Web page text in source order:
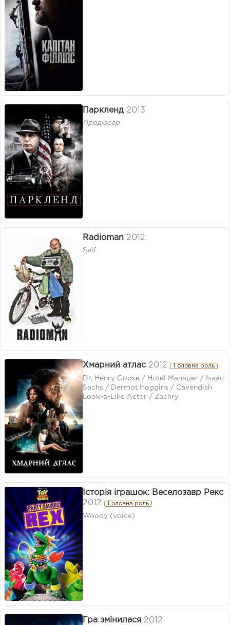
Паркленд 2013
Продюсер
Radioman 2012
Self
Хмарний атлас 2012 Головна роль
Dr. Henry Goose / Hotel Manager / Isaac
Sachs / Dermot Hoggins / Cavendish
Look-a-Like Actor / Zachry
Історія іграшок: Веселозавр Рекс
2012
Головна роль
Woody (voice)
Гра змінилася 2012